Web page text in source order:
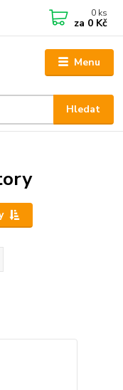
Menu
Hledat
0 ks
za 0 Kč